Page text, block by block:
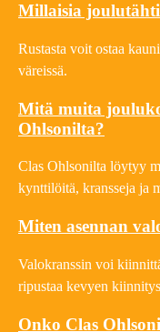
Millaisia
Rustasta voit ostaa
väreissä.
Mitä muita
Ohlsonilta?
Clas Ohlsonilta löytyy
kynttilöitä, kransseja ja
Miten asennan
Valokranssin voi
ripustaa kevyen
Onko Clas